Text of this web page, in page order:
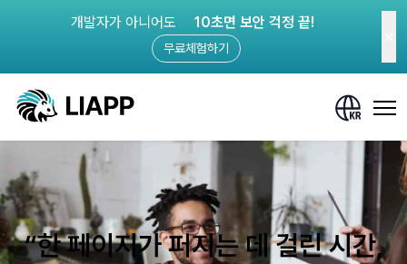
개발자가 아니어도 10초면 보안 걱정 끝!
무료체험하기
“한 페이지가 퍼지는 데 걸린 시간,